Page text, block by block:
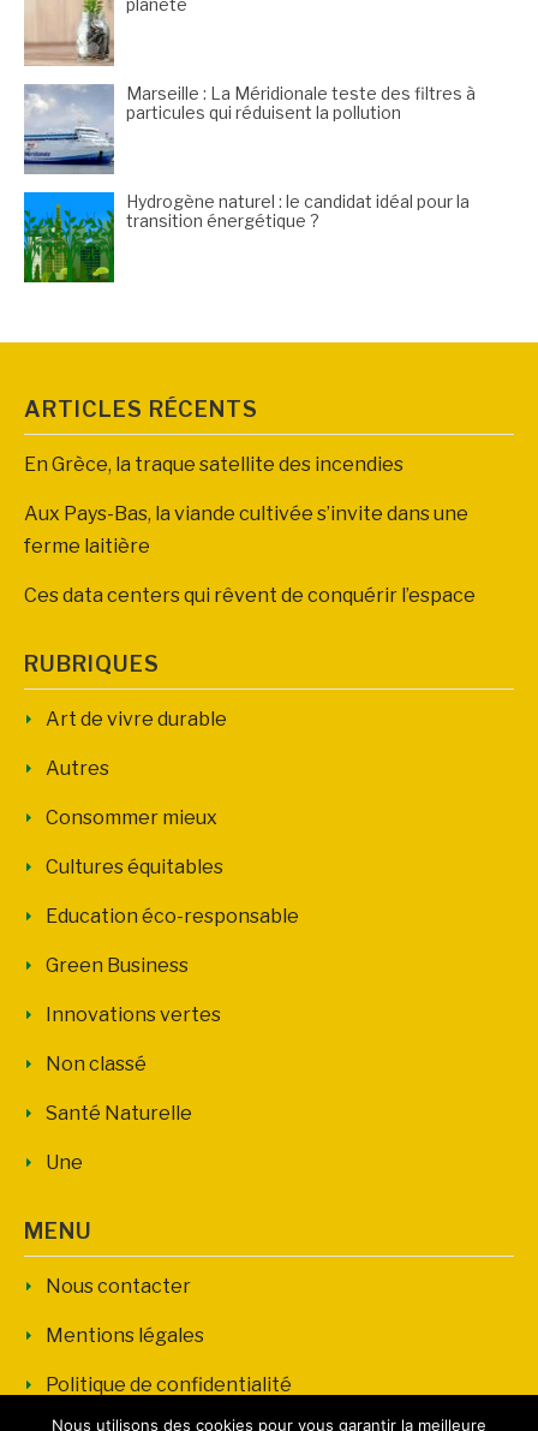
Marseille : La Méridionale teste des filtres à
particules qui réduisent la pollution
Hydrogène naturel : le candidat idéal pour la
transition énergétique ?
ARTICLES RÉCENTS
En Grèce, la traque satellite des incendies
Aux Pays-Bas, la viande cultivée s’invite dans une
ferme laitière
Ces data centers qui rêvent de conquérir l’espace
RUBRIQUES
Art de vivre durable
Autres
Consommer mieux
Cultures équitables
Education éco-responsable
Green Business
Innovations vertes
Non classé
Santé Naturelle
Une
MENU
Nous contacter
Mentions légales
Politique de confidentialité
Nous utilisons des cookies pour vous garantir la meilleure